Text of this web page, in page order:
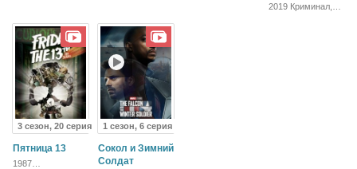
2019 Криминал,
3 сезон, 20 серия
Пятница 13
1987
1 сезон, 6 серия
Сокол и Зимний
Солдат